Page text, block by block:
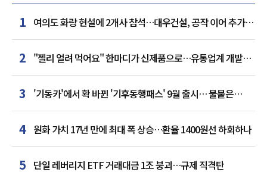
1 여의도 화랑 현설에 2개사 참석…대우건설, 공작 이어 추가
거점 확보하나
2 "젤리 얼려 먹어요" 한마디가 신제품으로…유통업계 개발실
된 SNS
3
'기동카'에서 확 바뀐 '기후동행패스' 9월 출시… 불붙은
카드사 경쟁
4 원화 가치 17년 만에 최대 폭 상승…환율 1400원선 하회하나
5 단일 레버리지 ETF 거래대금 1조 붕괴…규제 직격탄